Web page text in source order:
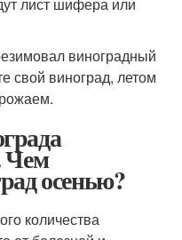
виноградный
свой виноград, летом
Чем
осенью?
количества